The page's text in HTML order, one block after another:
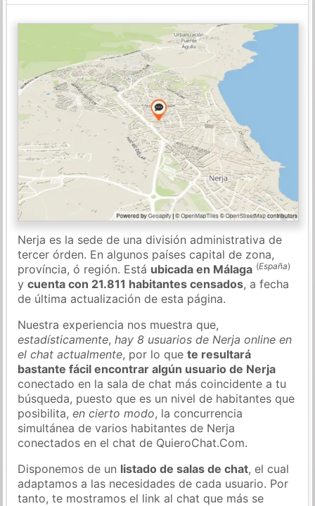
Nerja es la sede de una división administrativa de
tercer órden. En algunos países capital de zona,
província, ó región. Está ubicada en Málaga (España)
ycuenta con 21.811 habitantes censados, a fecha
de última actualización de esta página.
Nuestra experiencia nos muestra que,
estadísticamente,hay 8 usuarios de Nerja online en
el chat actualmente, por lo quete resultará
bastante fácil encontrar algún usuario de Nerja
conectado en la sala de chat más coincidente a tu
búsqueda, puesto que es un nivel de habitantes que
posibilita,en cierto modo, la concurrencia
simultánea de varios habitantes de Nerja
conectados en el chat de QuieroChat.Com.
Disponemos de un listado de salas de chat, el cual
adaptamos a las necesidades de cada usuario. Por
tanto, te mostramos el link al chat que más se